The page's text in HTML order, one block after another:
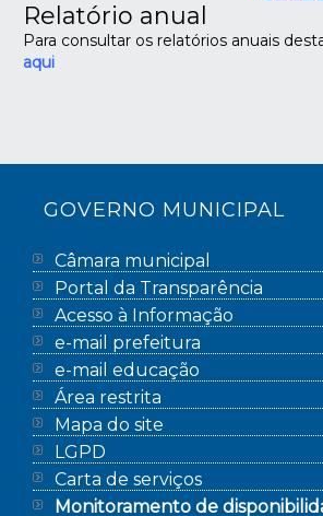
Relatório anual
Para consultar os relatórios anuais
aqui
GOVERNO MUNICIPAL
Câmara municipal
Portal da Transparência
Acesso à Informação
e-mail prefeitura
e-mail educação
Área restrita
Mapa do site
LGPD
Carta de serviços
Monitoramento de